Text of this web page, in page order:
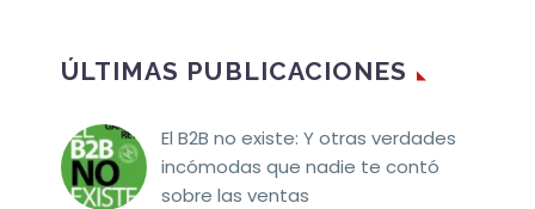
ÚLTIMAS PUBLICACIONES
El B2B no existe: Y otras verdades
incómodas que nadie te contó
sobre las ventas